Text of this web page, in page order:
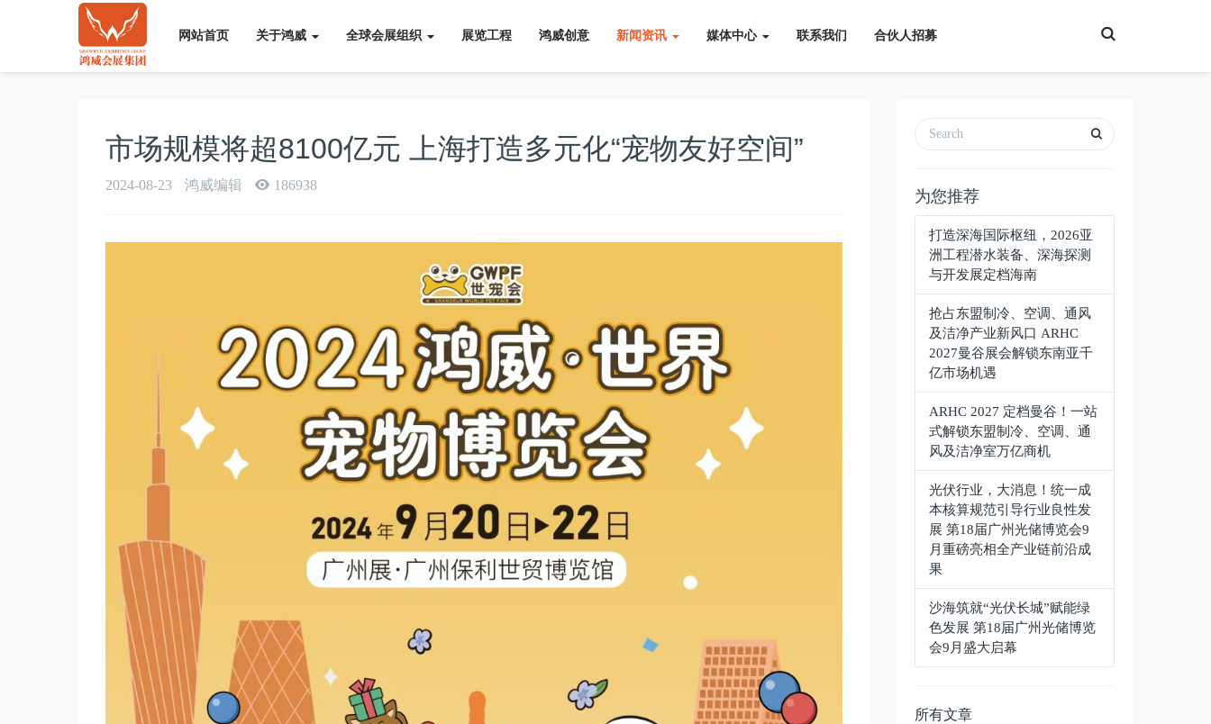
T
o
g
e
a
r
网站首页 关于鸿威 全球会展组织 展览工程 鸿威创意 新闻资讯 媒体中心 联系我们 合伙人招募
市场规模将超8100亿元 上海打造多元化“宠物友好空间”
2024-08-23 鸿威编辑 186938
为您推荐
打造深海国际枢纽，2026亚
洲工程潜水装备、深海探测
与开发展定档海南
抢占东盟制冷、空调、通风
及洁净产业新风口 ARHC
2027曼谷展会解锁东南亚千
亿市场机遇
ARHC 2027 定档曼谷！一站
式解锁东盟制冷、空调、通
风及洁净室万亿商机
光伏行业，大消息！统一成
本核算规范引导行业良性发
展 第18届广州光储博览会9
月重磅亮相全产业链前沿成
果
沙海筑就“光伏长城”赋能绿
色发展 第18届广州光储博览
会9月盛大启幕
所有文章